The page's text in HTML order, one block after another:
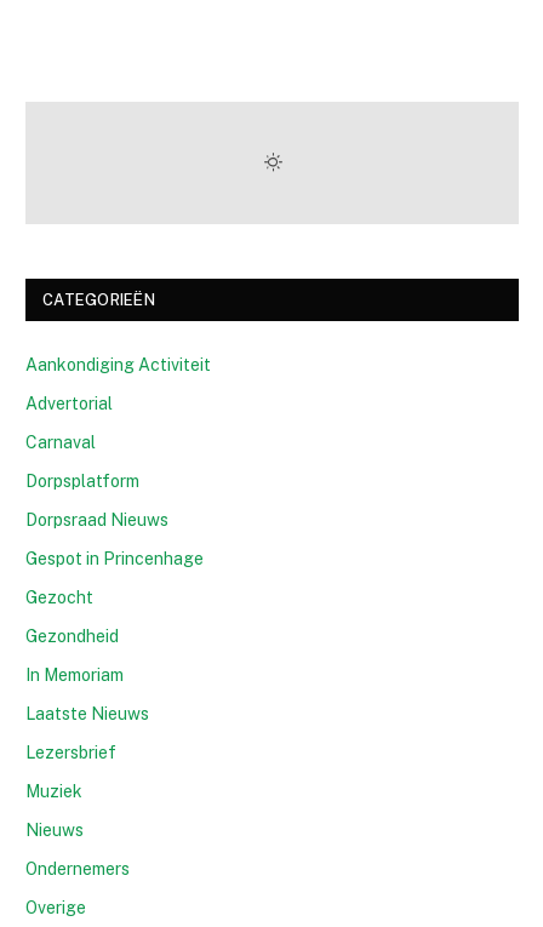
CATEGORIEËN
Aankondiging Activiteit
Advertorial
Carnaval
Dorpsplatform
Dorpsraad Nieuws
Gespot in Princenhage
Gezocht
Gezondheid
In Memoriam
Laatste Nieuws
Lezersbrief
Muziek
Nieuws
Ondernemers
Overige